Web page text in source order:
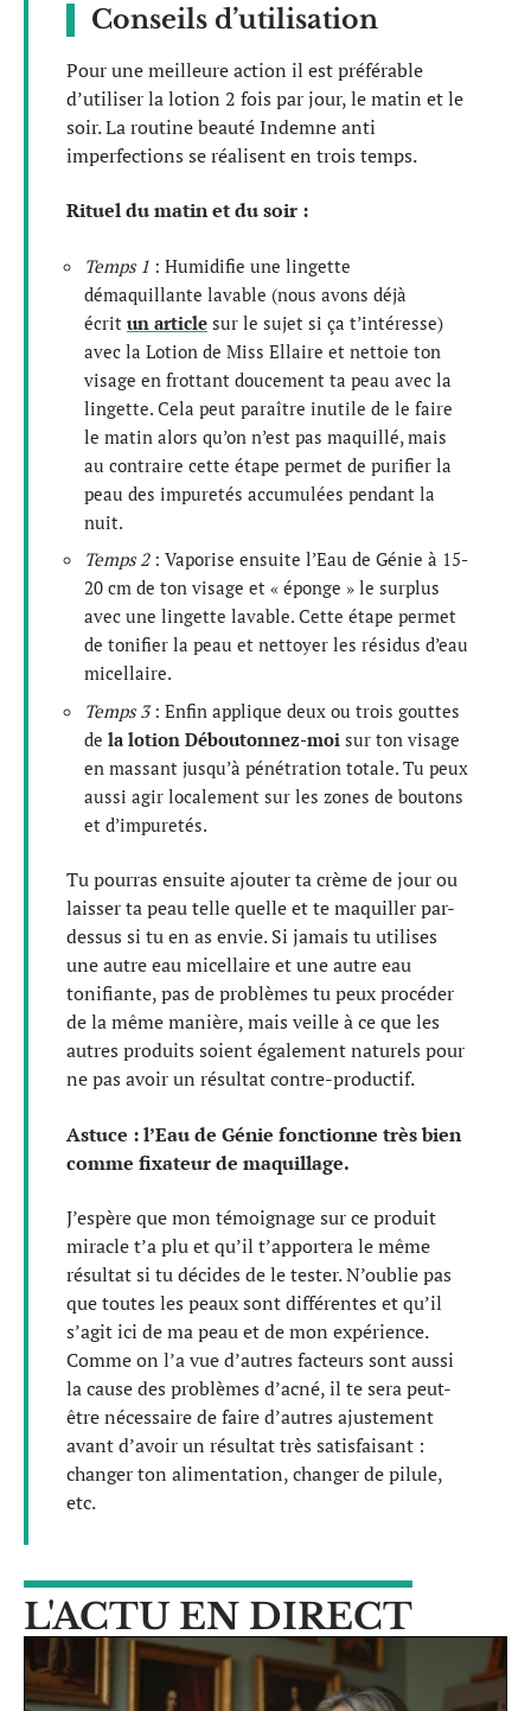
Conseils d’utilisation
Pour une meilleure action il est préférable
d’utiliser la lotion 2 fois par jour, le matin et le
soir. La routine beauté Indemne anti
imperfections se réalisent en trois temps.
Rituel du matin et du soir :
Temps 1 : Humidifie une lingette
démaquillante lavable (nous avons déjà
écrit un article sur le sujet si ça t’intéresse)
avec la Lotion de Miss Ellaire et nettoie ton
visage en frottant doucement ta peau avec la
lingette. Cela peut paraître inutile de le faire
le matin alors qu’on n’est pas maquillé, mais
au contraire cette étape permet de purifier la
peau des impuretés accumulées pendant la
nuit.
Temps 2: Vaporise ensuite l’Eau de Génie à 15-
20 cm de ton visage et « éponge » le surplus
avec une lingette lavable. Cette étape permet
de tonifier la peau et nettoyer les résidus d’eau
micellaire.
Temps 3: Enfin applique deux ou trois gouttes
de la lotion Déboutonnez-moi sur ton visage
en massant jusqu’à pénétration totale. Tu peux
aussi agir localement sur les zones de boutons
et d’impuretés.
Tu pourras ensuite ajouter ta crème de jour ou
laisser ta peau telle quelle et te maquiller par-
dessus si tu en as envie. Si jamais tu utilises
une autre eau micellaire et une autre eau
tonifiante, pas de problèmes tu peux procéder
de la même manière, mais veille à ce que les
autres produits soient également naturels pour
ne pas avoir un résultat contre-productif.
Astuce : l’Eau de Génie fonctionne très bien
comme fixateur de maquillage.
J’espère que mon témoignage sur ce produit
miracle t’a plu et qu’il t’apportera le même
résultat si tu décides de le tester. N’oublie pas
que toutes les peaux sont différentes et qu’il
s’agit ici de ma peau et de mon expérience.
Comme on l’a vue d’autres facteurs sont aussi
la cause des problèmes d’acné, il te sera peut-
être nécessaire de faire d’autres ajustement
avant d’avoir un résultat très satisfaisant :
changer ton alimentation, changer de pilule,
etc.
L'ACTU EN DIRECT